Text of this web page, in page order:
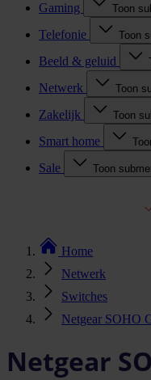
Gaming Toon
Telefonie Toon
Beeld & geluid
Netwerk Toon
Zakelijk Toon
Smart home
Sale Toon
Home
Netwerk
Switches
Netgear SOHO
Netgear